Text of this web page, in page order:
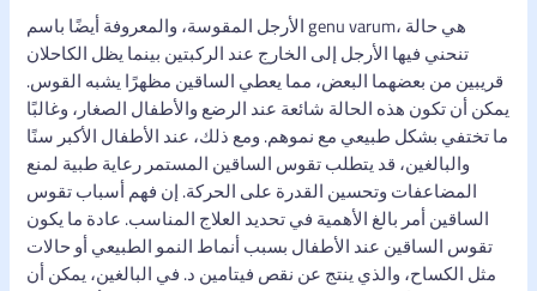
الأرجل المقوسة، والمعروفة أيضًا باسم genu varum، هي حالة
تنحني فيها الأرجل إلى الخارج عند الركبتين بينما يظل الكاحلان
قريبين من بعضهما البعض، مما يعطي الساقين مظهرًا يشبه القوس.
يمكن أن تكون هذه الحالة شائعة عند الرضع والأطفال الصغار، وغالبًا
ما تختفي بشكل طبيعي مع نموهم. ومع ذلك، عند الأطفال الأكبر سنًا
والبالغين، قد يتطلب تقوس الساقين المستمر رعاية طبية لمنع
المضاعفات وتحسين القدرة على الحركة. إن فهم أسباب تقوس
الساقين أمر بالغ الأهمية في تحديد العلاج المناسب. عادة ما يكون
تقوس الساقين عند الأطفال بسبب أنماط النمو الطبيعي أو حالات
مثل الكساح، والذي ينتج عن نقص فيتامين د. في البالغين، يمكن أن